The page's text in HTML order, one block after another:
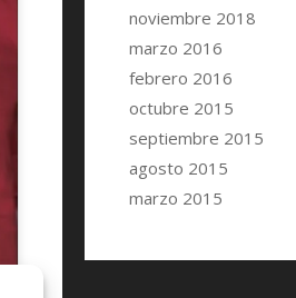
noviembre 2018
marzo 2016
febrero 2016
octubre 2015
septiembre 2015
agosto 2015
marzo 2015